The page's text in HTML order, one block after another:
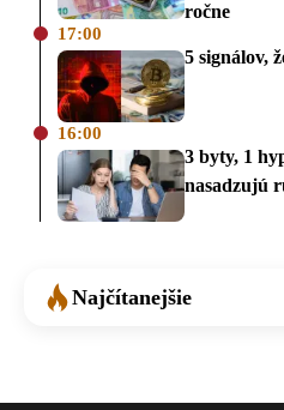
ročne
17:00
5 signálov,
16:00
3 byty, 1
nasadzujú
Najčítanejšie